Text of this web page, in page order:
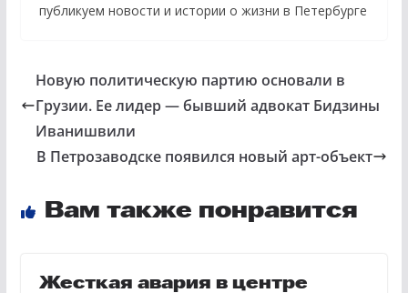
публикуем новости и истории о жизни в Петербурге
Новую политическую партию основали в
Грузии. Ее лидер — бывший адвокат Бидзины
Иванишвили
В Петрозаводске появился новый арт-объект
Вам также понравится
Жесткая авария в центре